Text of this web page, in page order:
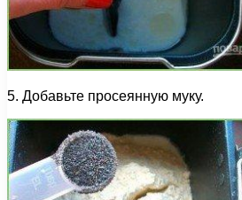
5. Добавьте просеянную муку.